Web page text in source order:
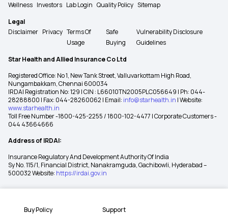
Buy Policy Support
Wellness Investors Lab Login Quality Policy Sitemap
Legal
Disclaimer Privacy Terms Of
Usage
Safe
Buying
Vulnerability Disclosure
Guidelines
Star Health and Allied Insurance Co Ltd
Registered Office: No 1, New Tank Street, Valluvarkottam High Road,
Nungambakkam, Chennai 600034
IRDAI Registration No: 129 | CIN : L66010TN2005PLC056649 | Ph: 044-
28288800 | Fax: 044-28260062 | Email: info@starhealth.in | Website:
www.starhealth.in
Toll Free Number -1800-425-2255 / 1800-102-4477 | Corporate Customers -
044 43664666
Address of IRDAI:
Insurance Regulatory And Development Authority Of India
Sy No. 115/1, Financial District, Nanakramguda, Gachibowli, Hyderabad –
500032 Website: https://irdai.gov.in